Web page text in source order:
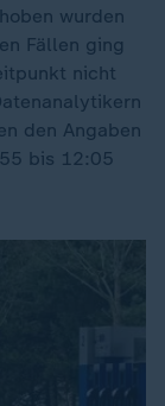
wurden
Fällen ging
nicht
den Angaben
bis 12:05